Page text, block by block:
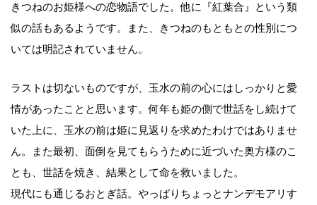
きつねのお姫様への恋物語でした。他に『紅葉合』という類
似の話もあるようです。また、きつねのもともとの性別につ
いては明記されていません。
ラストは切ないものですが、玉水の前の心にはしっかりと愛
情があったことと思います。何年も姫の側で世話をし続けて
いた上に、玉水の前は姫に見返りを求めたわけではありませ
ん。また最初、面倒を見てもらうために近づいた奥方様のこ
とも、世話を焼き、結果として命を救いました。
現代にも通じるおとぎ話。やっぱりちょっとナンデモアリす